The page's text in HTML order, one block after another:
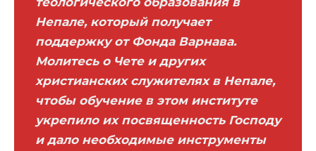
Непале, который получает
поддержку от Фонда Варнава.
Молитесь о Чете и других
христианских служителях в Непале,
чтобы обучение в этом институте
укрепило их посвященность Господу
и дало необходимые инструменты